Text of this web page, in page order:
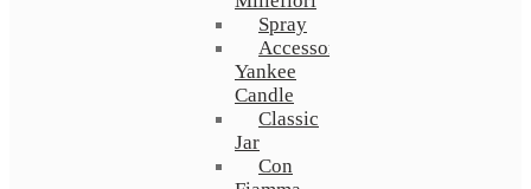
Spray
Accessori
Yankee
Candle
Classic
Jar
Con